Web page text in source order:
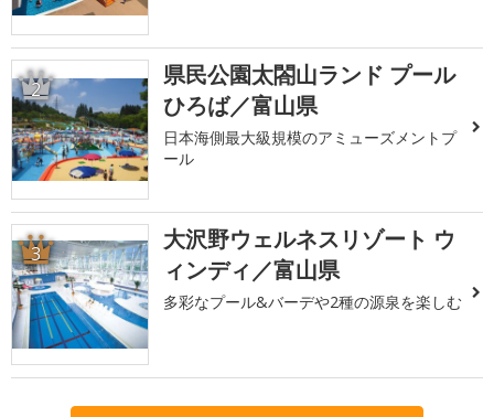
2
県民公園太閤山ランド プール
ひろば／富山県
日本海側最大級規模のアミューズメントプ
ール
3
大沢野ウェルネスリゾート ウ
ィンディ／富山県
多彩なプール&バーデや2種の源泉を楽しむ